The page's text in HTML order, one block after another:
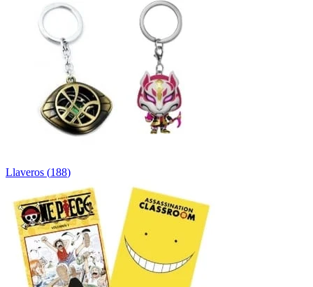
Llaveros (188)